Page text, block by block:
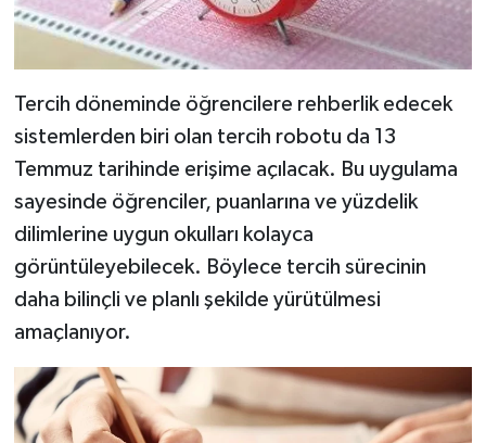
Tercih döneminde öğrencilere rehberlik edecek
sistemlerden biri olan tercih robotu da 13
Temmuz tarihinde erişime açılacak. Bu uygulama
sayesinde öğrenciler, puanlarına ve yüzdelik
dilimlerine uygun okulları kolayca
görüntüleyebilecek. Böylece tercih sürecinin
daha bilinçli ve planlı şekilde yürütülmesi
amaçlanıyor.